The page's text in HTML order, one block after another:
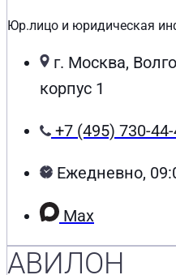
Юр.лицо и юридическая
г. Москва,
корпус 1
+7 (495) 730-
Ежедневно,
Max
АВИЛОН